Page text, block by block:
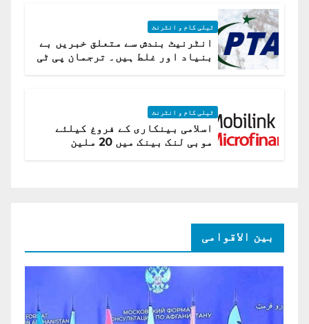
ٹیلی کام و انٹرنٹ
انٹرنیٹ بندش سے متعلق خبریں بے
بنیاد اور غلط ہیں۔ ترجمان پی ٹی
ٹیلی کام و انٹرنٹ
اسلامی بینکاری کے فروغ کیلئے
موبی لنک بینک میں 20 ملین
بین الاقوامی